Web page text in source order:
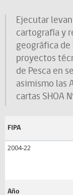
(FIPA)-
Ejecutar
cartografía y
geográfica
proyectos
de Pesca en
asimismo las
cartas SHOA
FIPA
2004-22
Año